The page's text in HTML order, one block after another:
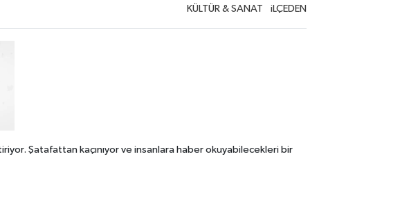
KÜLTÜR & SANAT
iLÇEDEN
Şatafattan kaçınıyor ve insanlara haber okuyabilecekleri bir